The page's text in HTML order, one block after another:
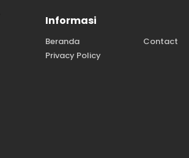
Informasi
Beranda Contact
Privacy Policy